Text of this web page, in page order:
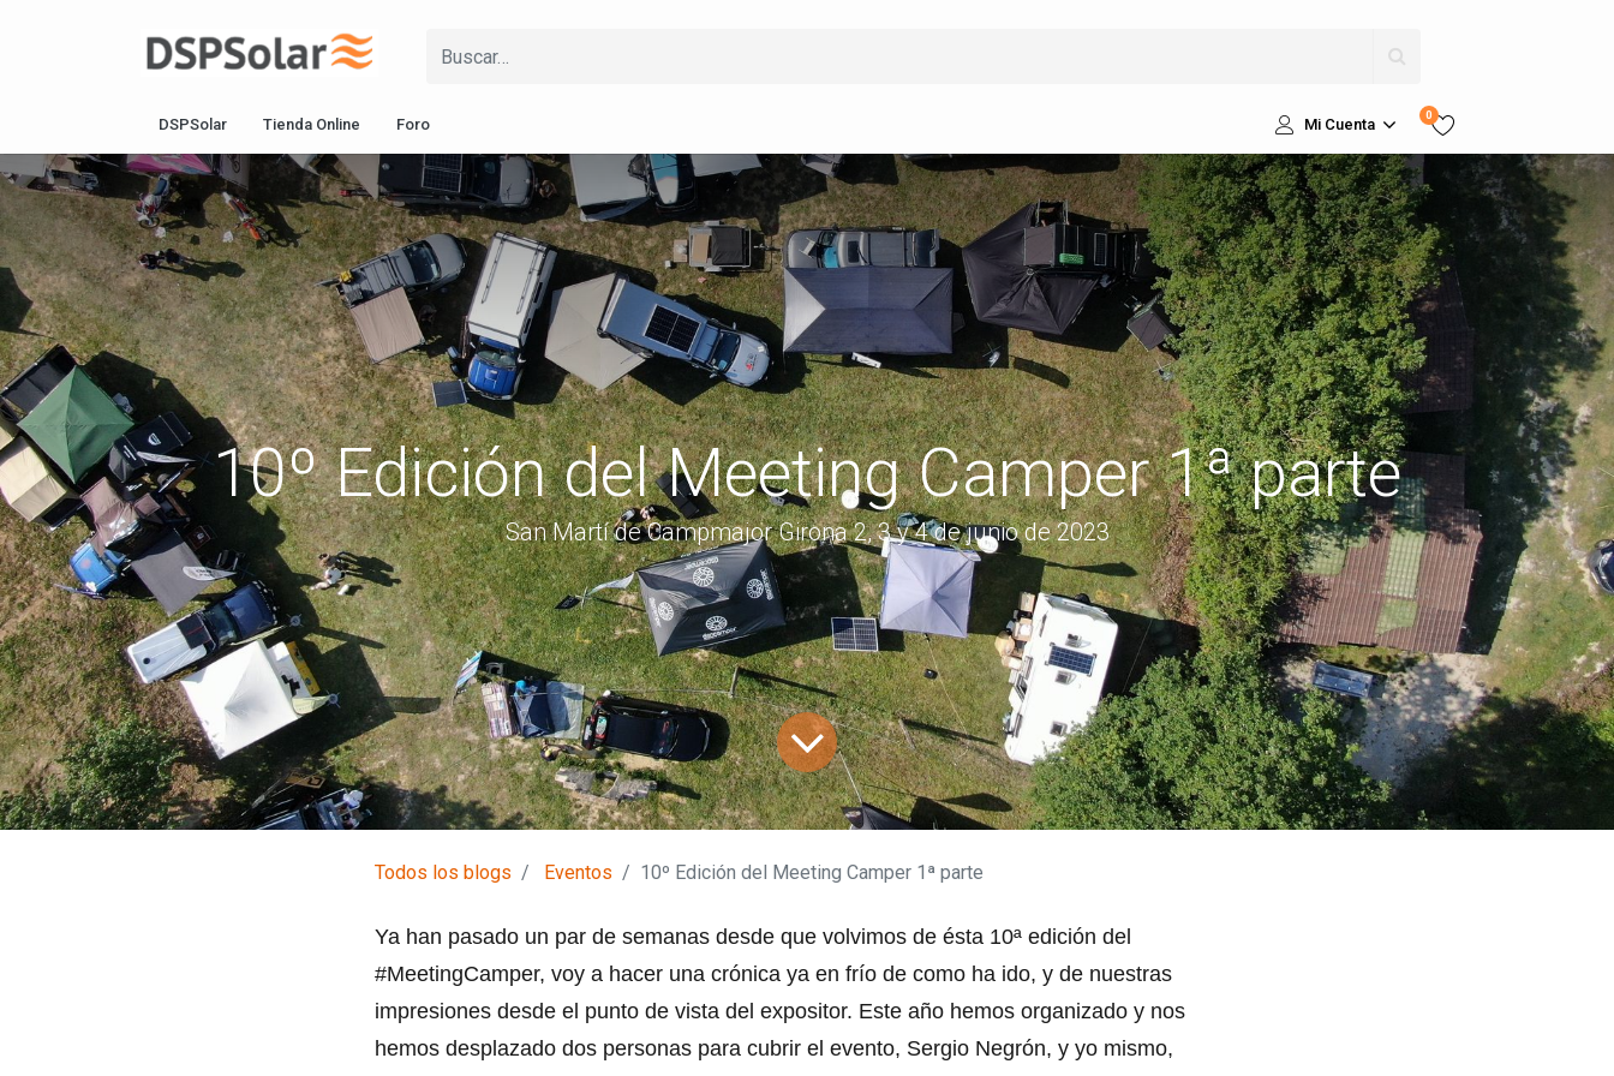
DSPSolar Tienda Online Foro Mi Cuenta
0
10º Edición del Meeting Camper 1ª parte
San Martí de Campmajor Girona 2, 3 y 4 de junio de 2023
Todos los blogs Eventos 10º Edición del Meeting Camper 1ª parte
Ya han pasado un par de semanas desde que volvimos de ésta 10ª edición del
#MeetingCamper, voy a hacer una crónica ya en frío de como ha ido, y de nuestras
impresiones desde el punto de vista del expositor. Este año hemos organizado y nos
hemos desplazado dos personas para cubrir el evento, Sergio Negrón, y yo mismo,